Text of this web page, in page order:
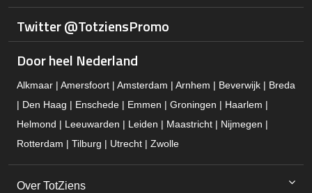
Twitter @TotziensPromo
Door heel Nederland
Alkmaar | Amersfoort | Amsterdam | Arnhem | Beverwijk | Breda
| Den Haag | Enschede | Emmen | Groningen | Haarlem |
Helmond | Leeuwarden | Leiden | Maastricht | Nijmegen |
Rotterdam | Tilburg | Utrecht | Zwolle
Over TotZiens